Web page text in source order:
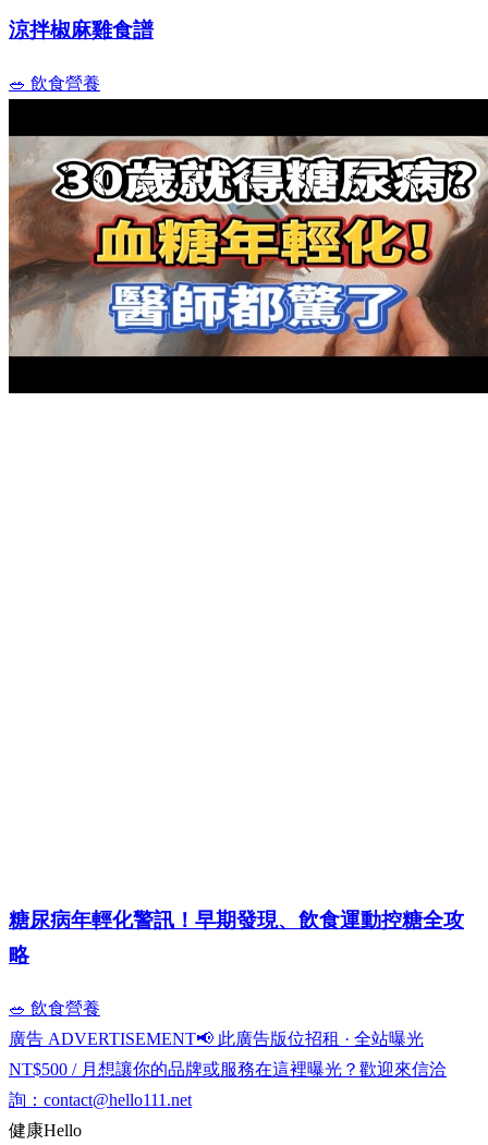
涼拌椒麻雞食譜
🥗 飲食營養
糖尿病年輕化警訊！早期發現、飲食運動控糖全攻
略
🥗 飲食營養
廣告 ADVERTISEMENT📢 此廣告版位招租 · 全站曝光
NT$500 / 月 想讓你的品牌或服務在這裡曝光？歡迎來信洽
詢： contact@hello111.net
健康Hello